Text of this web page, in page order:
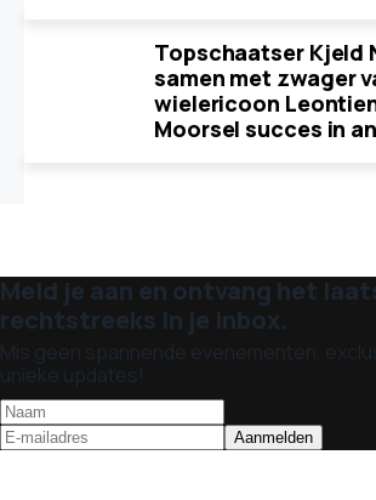
Topschaatser Kjeld
samen met zwager
wielericoon
Moorsel succes in
Meld je aan en ontvang het
rechtstreeks in je inbox.
Mis geen spannende evenementen,
unieke updates!